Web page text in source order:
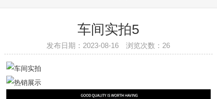
车间实拍5
发布日期：2023-08-16 浏览次数： 26